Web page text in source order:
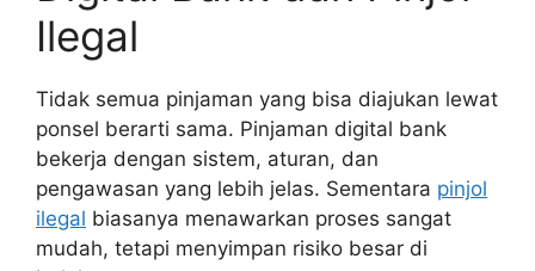
Ilegal
Tidak semua pinjaman yang bisa diajukan lewat
ponsel berarti sama. Pinjaman digital bank
bekerja dengan sistem, aturan, dan
pengawasan yang lebih jelas. Sementara pinjol
ilegal biasanya menawarkan proses sangat
mudah, tetapi menyimpan risiko besar di